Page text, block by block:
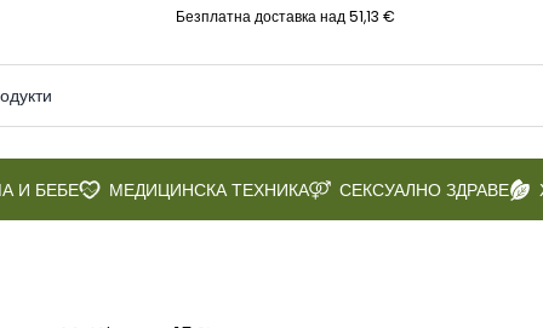
Безплатна доставка над 51,13 €
И БЕБЕ МЕДИЦИНСКА ТЕХНИКА СЕКСУАЛНО ЗДРАВЕ